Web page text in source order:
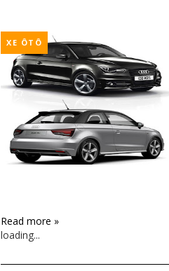
XE ÔTÔ
Read more »
loading...